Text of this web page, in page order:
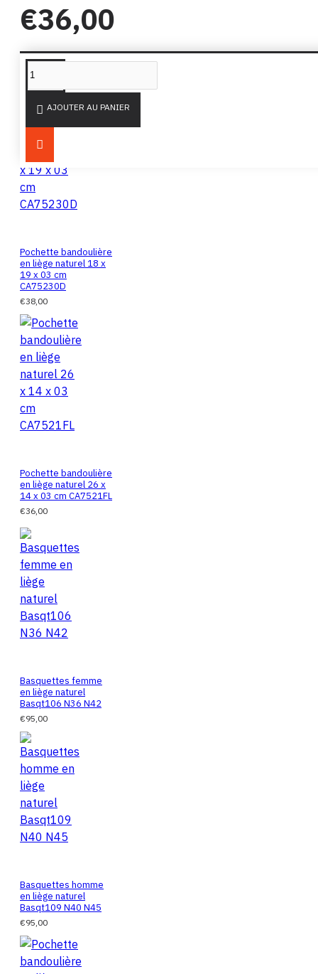
€36,00
AJOUTER AU PANIER
PRODUITS SIMILAIRES
Pochette bandoulière
en liège naturel 18 x
19 x 03 cm
CA75230D
€38,00
Pochette bandoulière
en liège naturel 26 x
14 x 03 cm CA7521FL
€36,00
Basquettes femme
en liège naturel
Basqt106 N36 N42
€95,00
Basquettes homme
en liège naturel
Basqt109 N40 N45
€95,00